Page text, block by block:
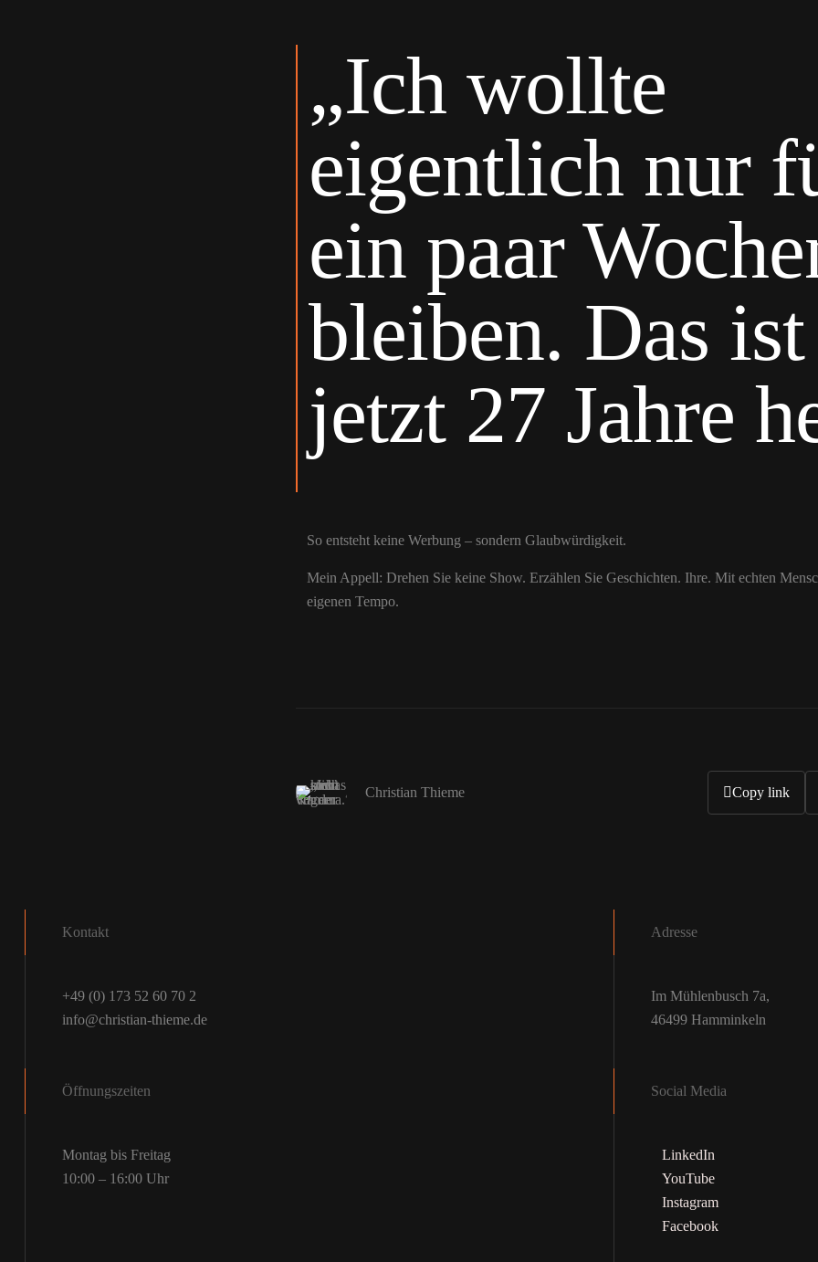
„Ich wollte
eigentlich nur
ein paar
bleiben. Das ist
jetzt 27 Jahre
So entsteht keine Werbung – sondern Glaubwürdigkeit.
Mein Appell: Drehen Sie keine Show. Erzählen Sie Geschichten. Ihre. Mit echten
eigenen Tempo.
Christian Thieme Copy link
Kontakt
+49 (0) 173 52 60 70 2
info@christian-thieme.de
Adresse
Im Mühlenbusch 7a,
46499 Hamminkeln
Öffnungszeiten
Montag bis Freitag
10:00 – 16:00 Uhr
Social Media
LinkedIn
YouTube
Instagram
Facebook